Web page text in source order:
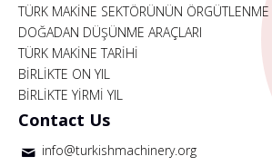
TÜRK MAKİNE SEKTÖRÜNÜN ÖRGÜTLENME
DOĞADAN DÜŞÜNME ARAÇLARI
TÜRK MAKİNE TARİHİ
BİRLİKTE ON YIL
BİRLİKTE YİRMİ YIL
Contact Us
info@turkishmachinery.org